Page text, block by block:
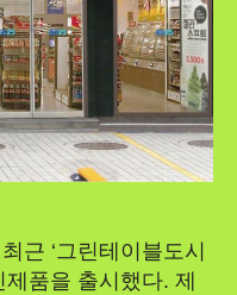
근 ‘그린테이블도시
제품을 출시했다. 제